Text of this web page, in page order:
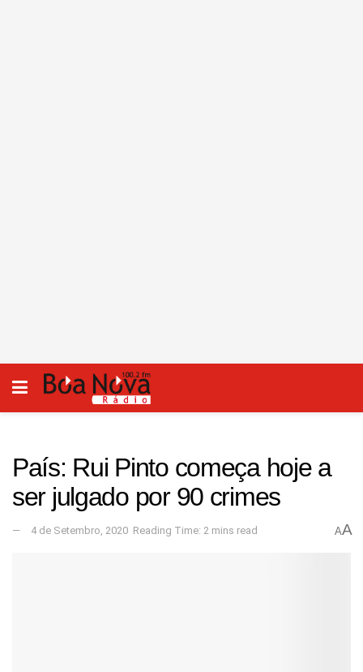
País: Rui Pinto começa hoje a
ser julgado por 90 crimes
4 de Setembro, 2020 Reading Time: 2 mins read AA